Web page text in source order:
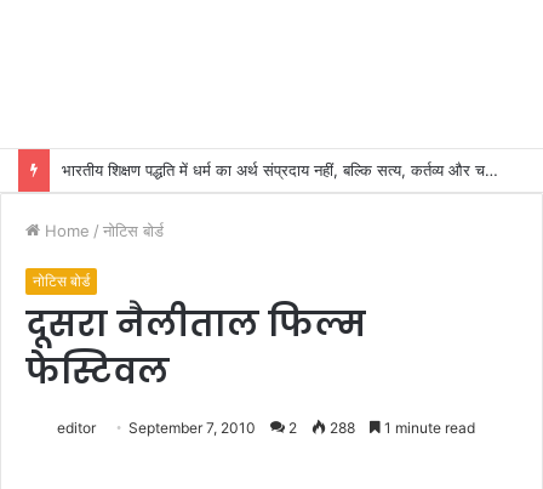
भारतीय शिक्षण पद्धति में धर्म का अर्थ संप्रदाय नहीं, बल्कि सत्य, कर्तव्य और चरित्र निर्माण है: विजय प्रकाश
Home / नोटिस बोर्ड
नोटिस बोर्ड
दूसरा नैलीताल फिल्म
फेस्टिवल
editor September 7, 2010 2 288 1 minute read